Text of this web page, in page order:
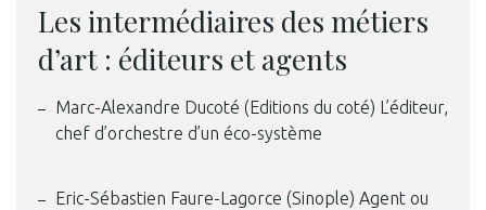
Les intermédiaires des métiers
d’art : éditeurs et agents
Marc-Alexandre Ducoté (Editions du coté) L’éditeur,
chef d’orchestre d’un éco-système
Eric-Sébastien Faure-Lagorce (Sinople) Agent ou